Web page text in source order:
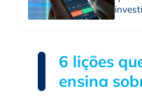
6 lições
ensina